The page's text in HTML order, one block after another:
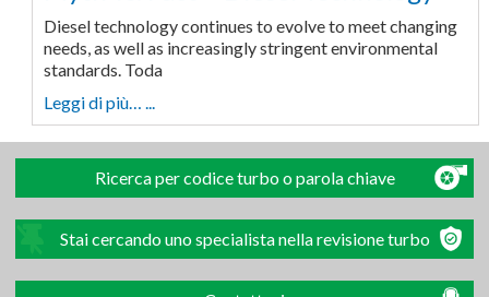
Diesel technology continues to evolve to meet changing
needs, as well as increasingly stringent environmental
standards. Toda
Leggi di più… ...
Ricerca per codice turbo o parola chiave
Stai cercando uno specialista nella revisione turbo